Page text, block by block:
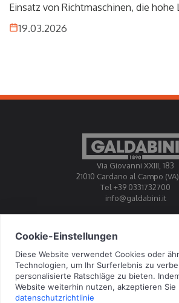
Einsatz von Richtmaschinen, die hohe
Toleranzen und schwer zu
bewältigen können. Heavy-Duty-
und werden so zu einem
19.03.2026
Via Giovanni XXIII, 183
21010 Cardano al Campo
Tel +39 0331732700
info@galdabini.it
Galdabini is accredited Official Calibration